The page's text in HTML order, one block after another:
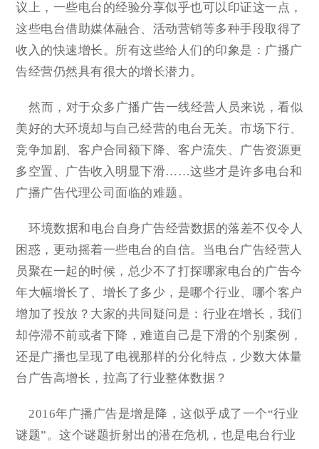
议上，一些电台的经验分享似乎也可以印证这一点，
这些电台借助媒体融合、活动营销等多种手段取得了
收入的快速增长。所有这些给人们的印象是：广播广
告经营仍然具有很大的增长潜力。
然而，对于众多广播广告一线经营人员来说，看似
美好的大环境却与自己经营的电台无关。市场下行、
竞争加剧、客户合同额下降、客户流失、广告资源更
多空置、广告收入明显下滑……这些才是许多电台和
广播广告代理公司面临的难题。
环境数据和电台自身广告经营数据的落差不仅令人
困惑，更动摇着一些电台的自信。当电台广告经营人
员聚在一起的时候，总少不了打探哪家电台的广告今
年大幅增长了、增长了多少，是哪个行业、哪个客户
增加了投放？大家的共同疑问是：行业在增长，我们
却停滞不前或者下降，难道自己是下滑的个别案例，
还是广播也呈现了电视那样的分化特点，少数大体量
台广告高增长，拉高了行业整体数据？
2016年广播广告是增是降，这似乎成了一个“行业
谜题”。这个谜题折射出的潜在危机，也是电台行业